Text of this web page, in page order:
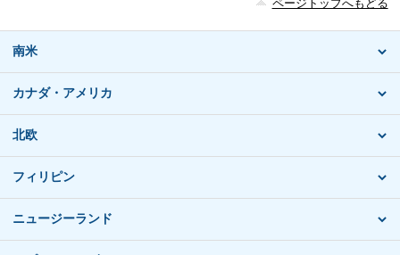
ページトップへもどる
南米
カナダ・アメリカ
北欧
フィリピン
ニュージーランド